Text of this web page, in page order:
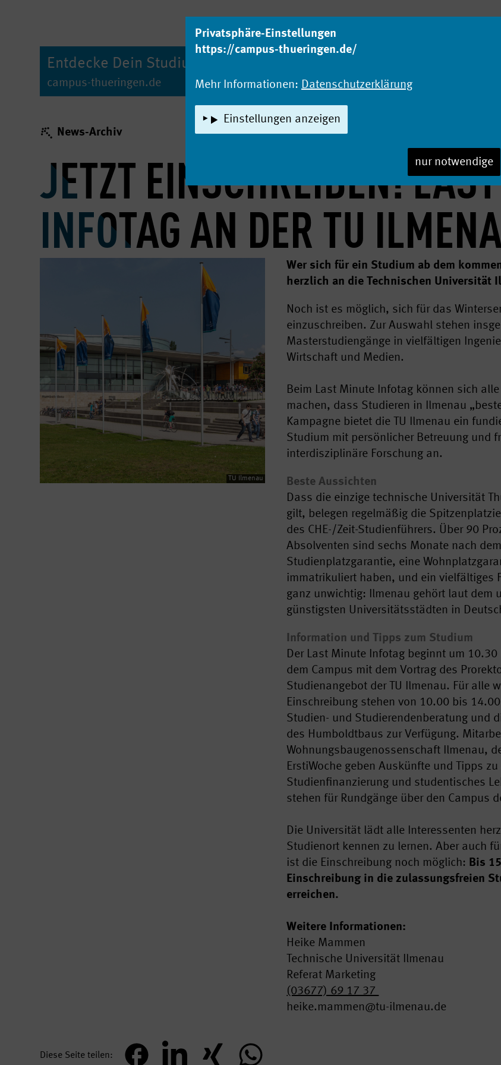
Entdecke Dein Studium!
campus-thueringen.de Studienangebot
News-Archiv
JETZT EINSCHREIBEN!
INFOTAG AN DER TU
TU Ilmenau
Wer sich für ein Studium ab dem
herzlich an die Technischen Universität
Noch ist es möglich, sich für das
einzuschreiben. Zur Auswahl stehen
Masterstudiengänge in vielfältigen
Wirtschaft und Medien.
Beim Last Minute Infotag können sich
machen, dass Studieren in Ilmenau
Kampagne bietet die TU Ilmenau ein
Studium mit persönlicher Betreuung und
interdisziplinäre Forschung an.
Beste Aussichten
Dass die einzige technische Universität
gilt, belegen regelmäßig die
des CHE-/Zeit-Studienführers. Über 90
Absolventen sind sechs Monate nach
Studienplatzgarantie, eine
immatrikuliert haben, und ein vielfältiges
ganz unwichtig: Ilmenau gehört laut dem
günstigsten Universitätsstädten in
Information und Tipps zum Studium
Der Last Minute Infotag beginnt um
dem Campus mit dem Vortrag des
Studienangebot der TU Ilmenau. Für alle
Einschreibung stehen von 10.00 bis
Studien- und Studierendenberatung und
des Humboldtbaus zur Verfügung.
Wohnungsbaugenossenschaft Ilmenau,
ErstiWoche geben Auskünfte und Tipps
Studienfinanzierung und studentisches
stehen für Rundgänge über den Campus
Die Universität lädt alle Interessenten
Studienort kennen zu lernen. Aber auch
ist die Einschreibung noch möglich: Bis
Einschreibung in die zulassungsfreien
erreichen.
Weitere Informationen:
Heike Mammen
Technische Universität Ilmenau
Referat Marketing
(03677) 69 17 37
heike.mammen@tu-ilmenau.de
Diese Seite teilen teilen mitteilen teilen teilen
Privatsphäre-Einstellungen
https://campus-thueringen.de/
Mehr Informationen: Datenschutzerklärung
Einstellungen anzeigen
nur notwendige